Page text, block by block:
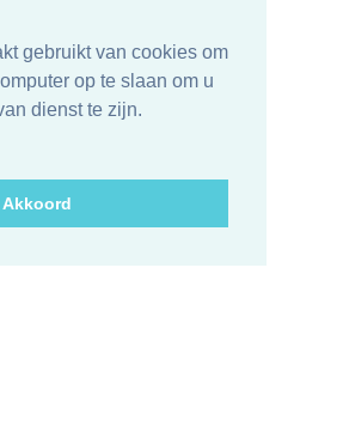
gebruikt van cookies om
op te slaan om u
dienst te zijn.
Akkoord